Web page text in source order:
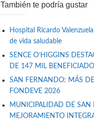
También te podría gustar
Hospital Ricardo
de vida saludable
SENCE O’HIGGINS
DE 147 MIL
SAN FERNANDO: MÁS
FONDEVE 2026
MUNICIPALIDAD DE SAN
MEJORAMIENTO